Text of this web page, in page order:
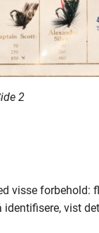
2
visse forbehold:
vist